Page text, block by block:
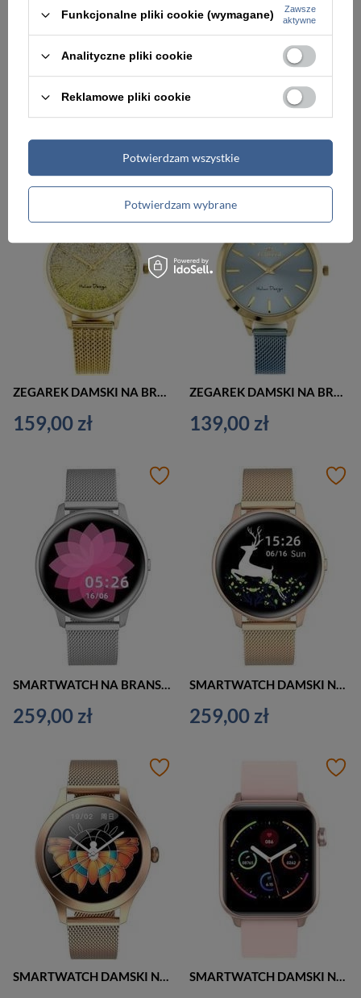
ZEGAREK DAMSKI NA PASKU KLASYCZNY G. ROSSI - 12600A-1A2 (zg844c) + BOX
ZEGAREK DAMSKI NA BRANSOLECIE CASUAL G. ROSSI - 12082B-4D1 (zg840c) + BOX
159,00 zł
ZEGAREK DAMSKI NA BRANSOLECIE ELEGANCKI G. ROSSI - 10296B (zg680l) + BOX
139,00 zł
259,00 zł 259,00 zł
SMARTWATCH DAMSKI NA BRANSOLECIE G. Rossi SW014-2 rosegold (sg009b) SMARTWATCH DAMSKI NA PASKU G. Rossi SW013-1 roseg/pink (sg008a)
Funkcjonalne pliki cookie (wymagane)
Zawsze
aktywne
Analityczne pliki cookie
Reklamowe pliki cookie
Potwierdzam wybrane
Potwierdzam wszystkie